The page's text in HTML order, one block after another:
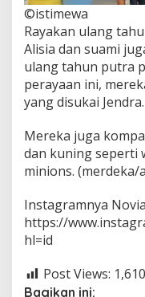
©istimewa
Rayakan ulang
Alisia dan suami
ulang tahun putra
perayaan ini,
yang disukai Jendra.
Mereka juga
dan kuning seperti
minions. (merdeka/
Instagramnya
https://
hl=id
Post Views: 1,610
Bagikan ini: